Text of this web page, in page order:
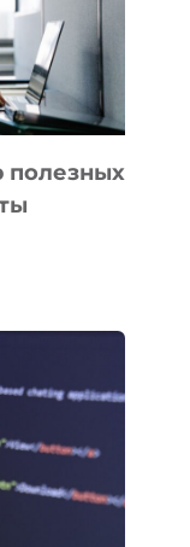
полезных